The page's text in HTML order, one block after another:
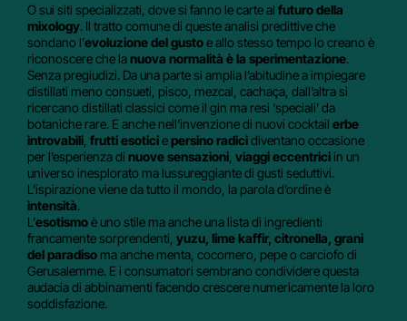
O sui siti specializzati, dove si fanno le carte al futuro della
mixology. Il tratto comune di queste analisi predittive che
sondano l’evoluzione del gustoe allo stesso tempo lo creano è
riconoscere che lanuova normalità è la sperimentazione.
Senza pregiudizi. Da una parte si amplia l’abitudine a impiegare
distillati meno consueti, pisco, mezcal, cachaça, dall’altra si
ricercano distillati classici come il gin ma resi ‘speciali’ da
botaniche rare. E anche nell’invenzione di nuovi cocktail erbe
introvabili frutti esoticiepersino radicidiventano occasione
per l’esperienza di nuove sensazioni viaggi eccentriciin un
universo inesplorato ma lussureggiante di gusti seduttivi.
L’ispirazione viene da tutto il mondo, la parola d’ordine è
intensità.
L’esotismoè uno stile ma anche una lista di ingredienti
francamente sorprendenti, yuzu, lime kaffir, citronella, grani
del paradiso ma anche menta, cocomero, pepe o carciofo di
Gerusalemme. E i consumatori sembrano condividere questa
audacia di abbinamenti facendo crescere numericamente la loro
soddisfazione.